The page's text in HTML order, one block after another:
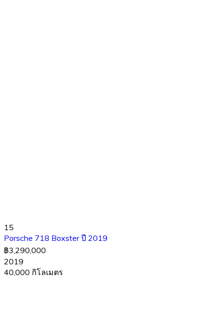
15
Porsche 718 Boxster ปี 2019
฿3,290,000
2019
40,000 กิโลเมตร